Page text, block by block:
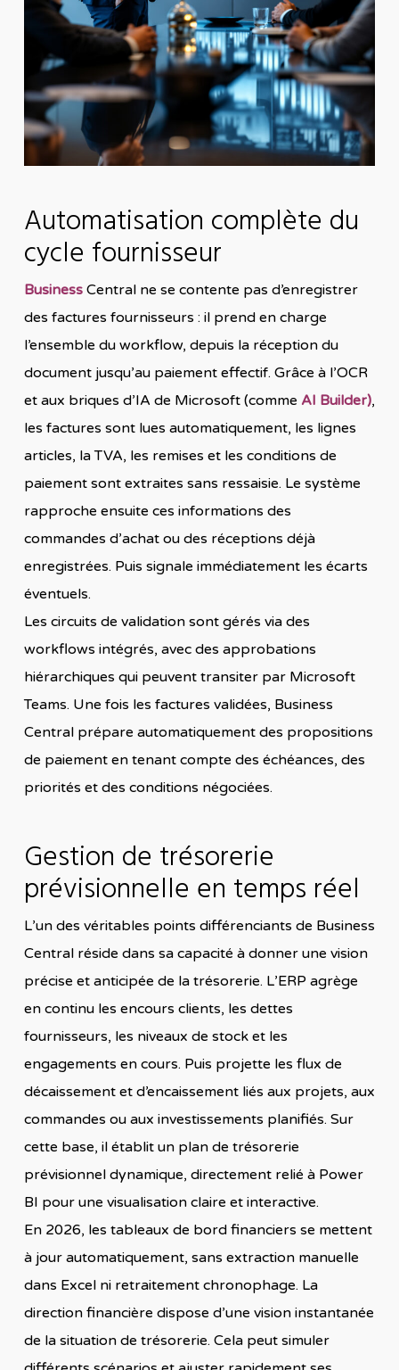
Automatisation complète du
cycle fournisseur
BusinessCentral ne se contente pas d’enregistrer
des factures fournisseurs : il prend en charge
l’ensemble du workflow, depuis la réception du
document jusqu’au paiement effectif. Grâce à l’OCR
et aux briques d’IA de Microsoft (comme AI Builder),
les factures sont lues automatiquement, les lignes
articles, la TVA, les remises et les conditions de
paiement sont extraites sans ressaisie. Le système
rapproche ensuite ces informations des
commandes d’achat ou des réceptions déjà
enregistrées. Puis signale immédiatement les écarts
éventuels.
Les circuits de validation sont gérés via des
workflows intégrés, avec des approbations
hiérarchiques qui peuvent transiter par Microsoft
Teams. Une fois les factures validées, Business
Central prépare automatiquement des propositions
de paiement en tenant compte des échéances, des
priorités et des conditions négociées.
Gestion de trésorerie
prévisionnelle en temps réel
L’un des véritables points différenciants de Business
Central réside dans sa capacité à donner une vision
précise et anticipée de la trésorerie. L’ERP agrège
en continu les encours clients, les dettes
fournisseurs, les niveaux de stock et les
engagements en cours. Puis projette les flux de
décaissement et d’encaissement liés aux projets, aux
commandes ou aux investissements planifiés. Sur
cette base, il établit un plan de trésorerie
prévisionnel dynamique, directement relié à Power
BI pour une visualisation claire et interactive.
En 2026, les tableaux de bord financiers se mettent
à jour automatiquement, sans extraction manuelle
dans Excel ni retraitement chronophage. La
direction financière dispose d’une vision instantanée
de la situation de trésorerie. Cela peut simuler